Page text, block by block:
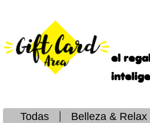
el
Todas Belleza & Relax